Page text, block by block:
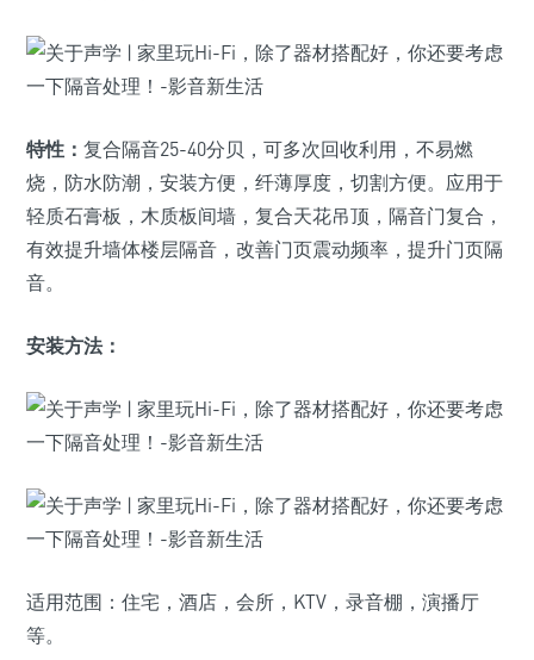
特性： 复合隔音25-40分贝，可多次回收利用，不易燃
烧，防水防潮，安装方便，纤薄厚度，切割方便。应用于
轻质石膏板，木质板间墙，复合天花吊顶，隔音门复合，
有效提升墙体楼层隔音，改善门页震动频率，提升门页隔
音。
安装方法：
适用范围：住宅，酒店，会所，KTV，录音棚，演播厅
等。